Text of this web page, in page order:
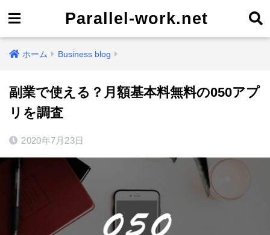
Parallel-work.net
ホーム Business blog
副業で使える？月額基本料無料の050アプ
リを調査
2020年7月23日